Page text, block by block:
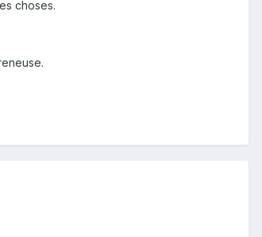
choses.